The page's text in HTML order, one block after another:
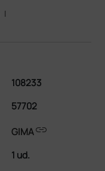
|
108233
57702
GIMAlink
1 ud.